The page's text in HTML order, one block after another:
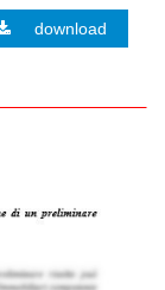
download